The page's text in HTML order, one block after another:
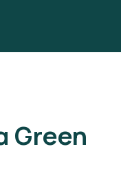
Green